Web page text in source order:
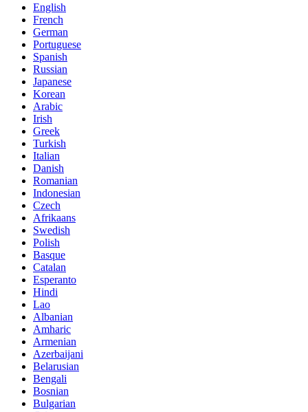
English
French
German
Portuguese
Spanish
Russian
Japanese
Korean
Arabic
Irish
Greek
Turkish
Italian
Danish
Romanian
Indonesian
Czech
Afrikaans
Swedish
Polish
Basque
Catalan
Esperanto
Hindi
Lao
Albanian
Amharic
Armenian
Azerbaijani
Belarusian
Bengali
Bosnian
Bulgarian